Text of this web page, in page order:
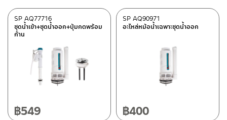
RASLAND (10)
ประเภท
อะไหล่กลุ่มสุขภัณฑ์(10)
ขาว
latest
ชุดน้ำเข้า+ชุดน้ำออก+ปุ่มกดพร้อม
ก้าน
SP AQ77716
฿549
อะไหล่หม้อน้ำเฉพาะชุดน้ำออก
SP AQ90971
฿400